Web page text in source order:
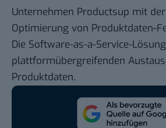
Unternehmen Productsup mit
Optimierung von Produktdaten-
Die Software-as-a-Service-
plattformübergreifenden
Produktdaten.